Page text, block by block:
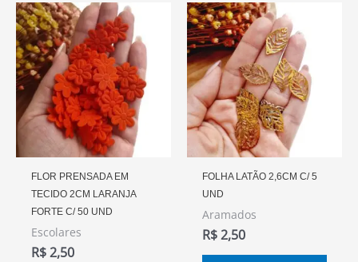
FLOR PRENSADA EM
TECIDO 2CM LARANJA
FORTE C/ 50 UND
Escolares
R$2,50
FOLHA LATÃO 2,6CM C/ 5
UND
Aramados
R$2,50